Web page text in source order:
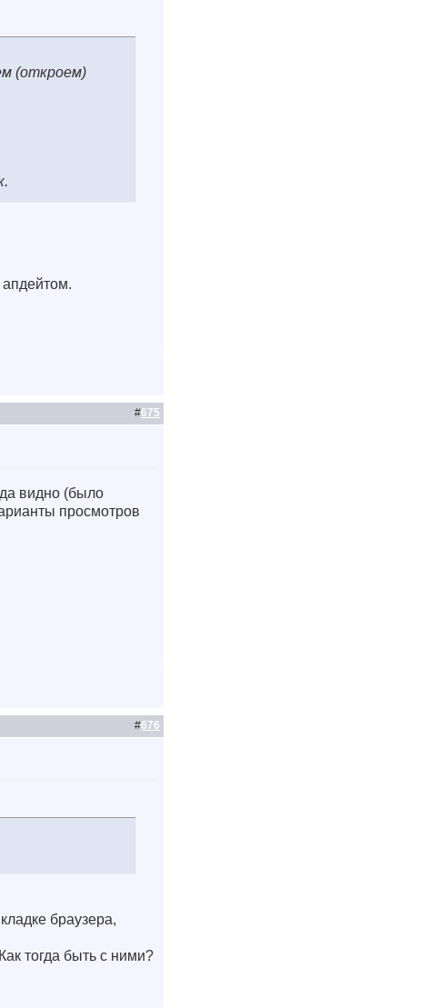
(откроем)
#675
видно (было
просмотров
#676
браузера,
тогда быть с ними?